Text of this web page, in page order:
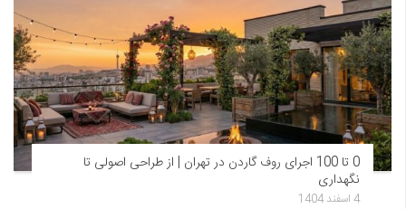
0 تا 100 اجرای روف گاردن در تهران | از طراحی اصولی تا
نگهداری
4 اسفند 1404